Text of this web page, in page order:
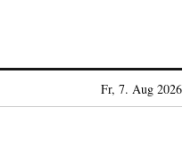
Fr, 7. Aug 2026